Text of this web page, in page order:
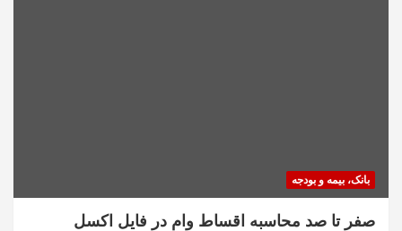
بانک، بیمه و بودجه
صفر تا صد محاسبه اقساط وام در فایل اکسل